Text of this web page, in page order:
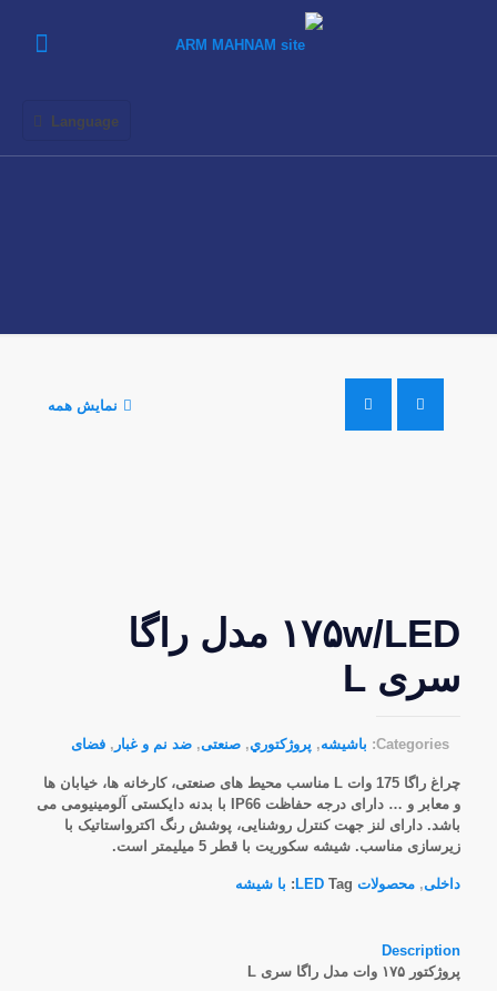
Language
نمایش همه
۱۷۵w/LED مدل راگا
سری L
چراغ راگا 175 وات L مناسب محیط های صنعتی، کارخانه ها، خیابان ها
و معابر و … دارای درجه حفاظت IP66 با بدنه دایکستی آلومینیومی می
باشد. دارای لنز جهت کنترل روشنایی، پوشش رنگ اکترواستاتیک با
زیرسازی مناسب. شیشه سکوریت با قطر 5 میلیمتر است.
Categories: باشیشه, پروژکتوري, صنعتی, ضد نم و غبار , فضای
داخلی, محصولات LED Tag: با شیشه
Description
پروژکتور ۱۷۵ وات مدل راگا سری L